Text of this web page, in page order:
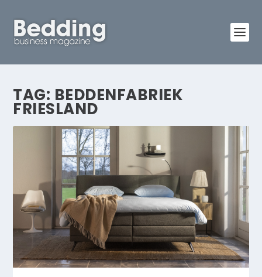
TAG: BEDDENFABRIEK
FRIESLAND